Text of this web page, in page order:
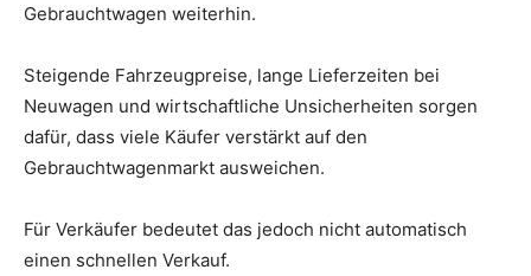
Gebrauchtwagen weiterhin.
Steigende Fahrzeugpreise, lange Lieferzeiten bei
Neuwagen und wirtschaftliche Unsicherheiten sorgen
dafür, dass viele Käufer verstärkt auf den
Gebrauchtwagenmarkt ausweichen.
Für Verkäufer bedeutet das jedoch nicht automatisch
einen schnellen Verkauf.